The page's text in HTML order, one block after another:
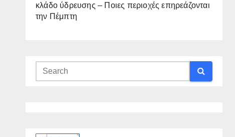
κλάδο ύδρευσης – Ποιες περιοχές επηρεάζονται
την Πέμπτη